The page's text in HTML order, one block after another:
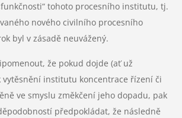
tohoto procesního institutu, tj.
nového civilního procesního
byl v zásadě neuvážený.
že pokud dojde (ať už
vytěsnění institutu koncentrace řízení či
ve smyslu změkčení jeho dopadu, pak
předpokládat, že následně